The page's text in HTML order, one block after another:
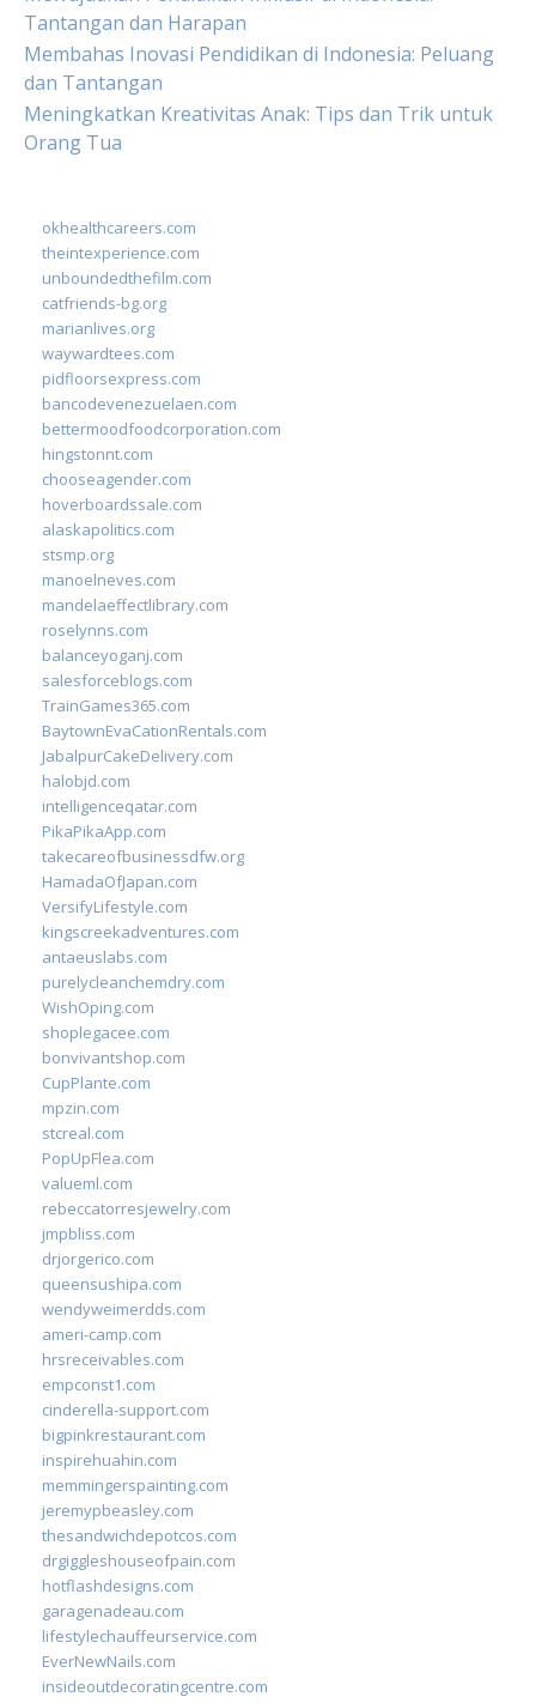
Tantangan dan Harapan
Membahas Inovasi Pendidikan di Indonesia: Peluang
dan Tantangan
Meningkatkan Kreativitas Anak: Tips dan Trik untuk
Orang Tua
okhealthcareers.com
theintexperience.com
unboundedthefilm.com
catfriends-bg.org
marianlives.org
waywardtees.com
pidfloorsexpress.com
bancodevenezuelaen.com
bettermoodfoodcorporation.com
hingstonnt.com
chooseagender.com
hoverboardssale.com
alaskapolitics.com
stsmp.org
manoelneves.com
mandelaeffectlibrary.com
roselynns.com
balanceyoganj.com
salesforceblogs.com
TrainGames365.com
BaytownEvaCationRentals.com
JabalpurCakeDelivery.com
halobjd.com
intelligenceqatar.com
PikaPikaApp.com
takecareofbusinessdfw.org
HamadaOfJapan.com
VersifyLifestyle.com
kingscreekadventures.com
antaeuslabs.com
purelycleanchemdry.com
WishOping.com
shoplegacee.com
bonvivantshop.com
CupPlante.com
mpzin.com
stcreal.com
PopUpFlea.com
valueml.com
rebeccatorresjewelry.com
jmpbliss.com
drjorgerico.com
queensushipa.com
wendyweimerdds.com
ameri-camp.com
hrsreceivables.com
empconst1.com
cinderella-support.com
bigpinkrestaurant.com
inspirehuahin.com
memmingerspainting.com
jeremypbeasley.com
thesandwichdepotcos.com
drgiggleshouseofpain.com
hotflashdesigns.com
garagenadeau.com
lifestylechauffeurservice.com
EverNewNails.com
insideoutdecoratingcentre.com